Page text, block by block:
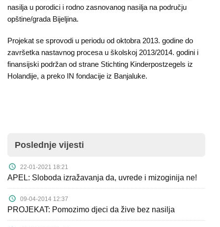
nasilja u porodici i rodno zasnovanog nasilja na području
opštine/grada Bijeljina.
Projekat se sprovodi u periodu od oktobra 2013. godine do
završetka nastavnog procesa u školskoj 2013/2014. godini i
finansijski podržan od strane Stichting Kinderpostzegels iz
Holandije, a preko IN fondacije iz Banjaluke.
Poslednje vijesti
22-01-2021 18:21
APEL: Sloboda izražavanja da, uvrede i mizoginija ne!
09-04-2014 12:37
PROJEKAT: Pomozimo djeci da žive bez nasilja